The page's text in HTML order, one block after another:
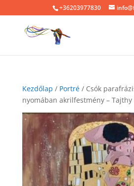
+36203977830
Kezdőlap / Portré/ Csók
nyomában akrilfestmény – Tajthy